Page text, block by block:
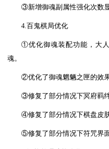
③新增御魂副属性强化次数显
4.百鬼棋局优化
①优化御魂装配功能，大
魂。
②优化了御魂魍魉之匣的效
③修复了部分情况下冥府羁
④修复了部分情况下棋盘皮
⑤修复了部分情况下符咒界